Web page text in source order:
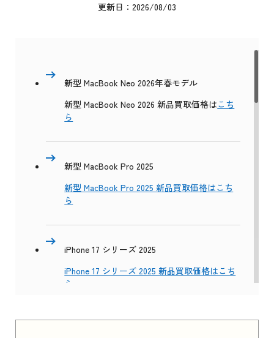
更新日：2026/08/03
新型 MacBook Neo 2026年春モデル
新型 MacBook Neo 2026 新品買取価格はこち
ら
新型 MacBook Pro 2025
新型 MacBook Pro 2025 新品買取価格はこち
ら
iPhone 17 シリーズ 2025
iPhone 17 シリーズ 2025 新品買取価格はこち
ら